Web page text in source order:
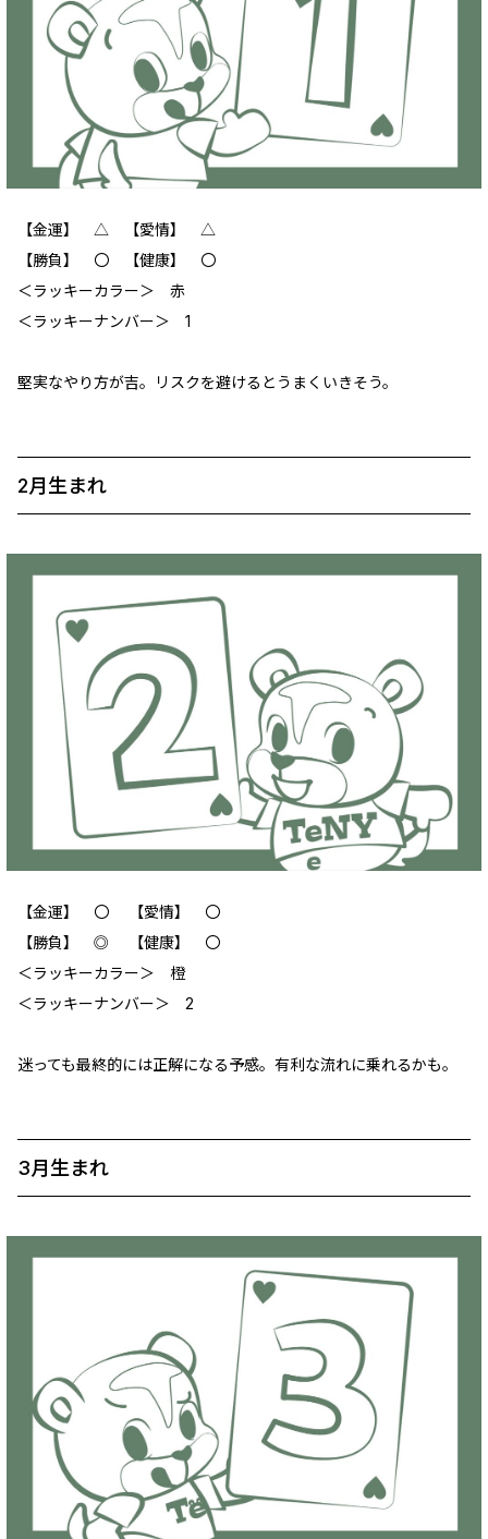
【金運】 △ 【愛情】 △
【勝負】 〇 【健康】 〇
＜ラッキーカラー＞ 赤
＜ラッキーナンバー＞ 1
堅実なやり方が吉。リスクを避けるとうまくいきそう。
2月生まれ
【金運】 〇 【愛情】 〇
【勝負】 ◎ 【健康】 〇
＜ラッキーカラー＞ 橙
＜ラッキーナンバー＞ 2
迷っても最終的には正解になる予感。有利な流れに乗れるかも。
3月生まれ